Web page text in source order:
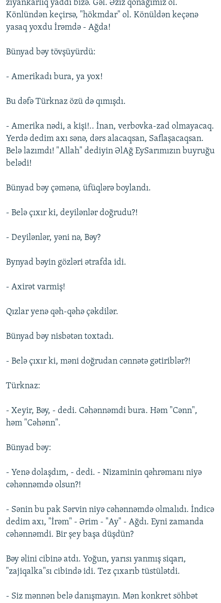
ziyankarlıq yaddı bizə. Gəl. Əziz qonağımız ol.
Könlündən keçirsə, "hökmdar" ol. Könüldən keçənə
yasaq yoxdu İrəmdə - Ağda!
Bünyad bəy tövşüyürdü:
- Amerikadı bura, ya yox!
Bu dəfə Türknaz özü də qımışdı.
- Amerika nədi, a kişi!.. İnan, verbovka-zad olmayacaq.
Yerdə dedim axı sənə, dərs alacaqsan, Saflaşacaqsan.
Belə lazımdı! "Allah" dediyin ƏlAğ EySarımızın buyruğu
belədi!
Bünyad bəy çəmənə, üfüqlərə boylandı.
- Belə çıxır ki, deyilənlər doğrudu?!
- Deyilənlər, yəni nə, Bəy?
Bynyad bəyin gözləri ətrafda idi.
- Axirət varmiş!
Qızlar yenə qəh-qəhə çəkdilər.
Bünyad bəy nisbətən toxtadı.
- Belə çıxır ki, məni doğrudan cənnətə gətiriblər?!
Türknaz:
- Xeyir, Bəy, - dedi. Cəhənnəmdi bura. Həm "Cənn",
həm "Cəhənn".
Bünyad bəy:
- Yenə dolaşdım, - dedi. - Nizaminin qəhrəmanı niyə
cəhənnəmdə olsun?!
- Sənin bu pak Sərvin niyə cəhənnəmdə olmalıdı. İndicə
dedim axı, "İrəm" - Ərim - "Ay" - Ağdı. Eyni zamanda
cəhənnəmdi. Bir şey başa düşdün?
Bəy əlini cibinə atdı. Yoğun, yarısı yanmış siqarı,
"zajiqalka"sı cibində idi. Tez çıxarıb tüstülətdi.
- Siz mənnən belə danışmayın. Mən konkret söhbət